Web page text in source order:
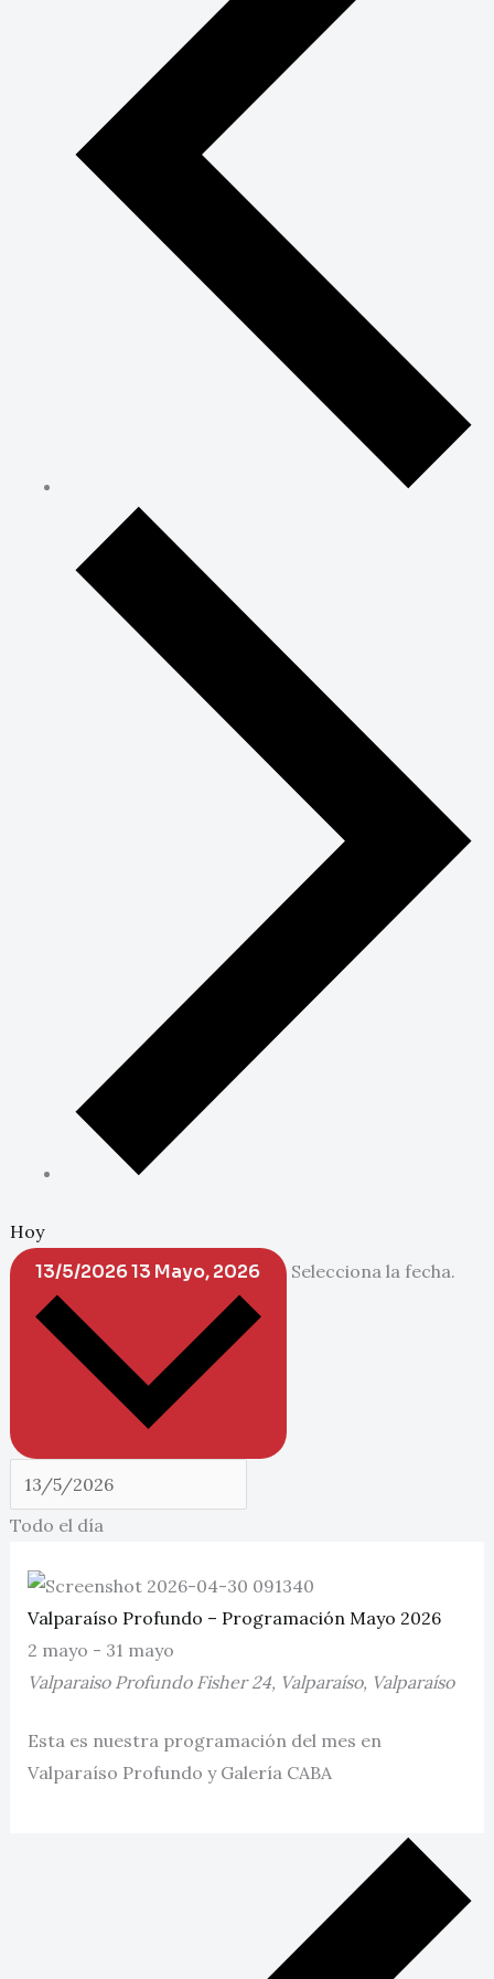
Hoy
13/5/202613 Mayo, 2026 Selecciona la fecha.
Todo el día
Valparaíso Profundo – Programación Mayo 2026
2 mayo - 31 mayo
Valparaiso Profundo Fisher 24, Valparaíso, Valparaíso
Esta es nuestra programación del mes en
Valparaíso Profundo y Galería CABA